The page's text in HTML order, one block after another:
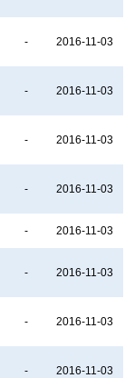
- 2016-11-03
- 2016-11-03
- 2016-11-03
- 2016-11-03
- 2016-11-03
- 2016-11-03
- 2016-11-03
- 2016-11-03